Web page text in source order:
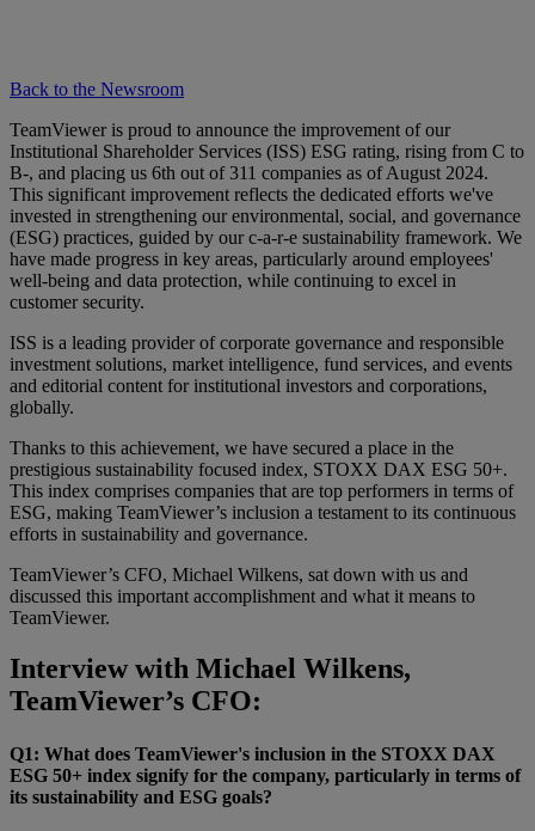
Back to the Newsroom
TeamViewer is proud to announce the improvement of our
Institutional Shareholder Services (ISS) ESG rating, rising from C to
B-, and placing us 6th out of 311 companies as of August 2024.
This significant improvement reflects the dedicated efforts we've
invested in strengthening our environmental, social, and governance
(ESG) practices, guided by our c-a-r-e sustainability framework. We
have made progress in key areas, particularly around employees'
well-being and data protection, while continuing to excel in
customer security.
ISS is a leading provider of corporate governance and responsible
investment solutions, market intelligence, fund services, and events
and editorial content for institutional investors and corporations,
globally.
Thanks to this achievement, we have secured a place in the
prestigious sustainability focused index, STOXX DAX ESG 50+.
This index comprises companies that are top performers in terms of
ESG, making TeamViewer’s inclusion a testament to its continuous
efforts in sustainability and governance.
TeamViewer’s CFO, Michael Wilkens, sat down with us and
discussed this important accomplishment and what it means to
TeamViewer.
Interview with Michael Wilkens,
TeamViewer’s CFO:
Q1: What does TeamViewer's inclusion in the STOXX DAX
ESG 50+ index signify for the company, particularly in terms of
its sustainability and ESG goals?